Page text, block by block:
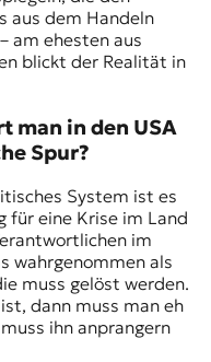
aus dem Handeln
am ehesten aus
blickt der Realität in
man in den USA
Spur?
System ist es
für eine Krise im Land
im
wahrgenommen als
muss gelöst werden.
dann muss man eh
ihn anprangern